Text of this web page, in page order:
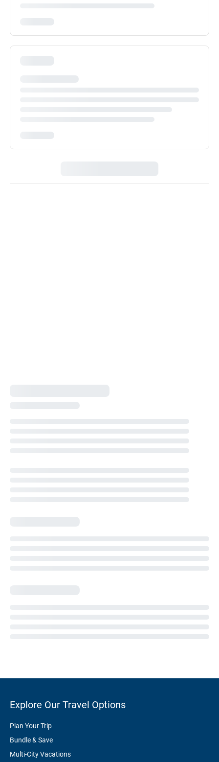
Explore Our Travel Options
Plan Your Trip
Bundle & Save
Multi-City Vacations